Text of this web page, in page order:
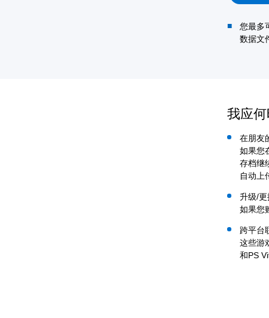
您最多
数据文
我应
在朋友
如果您
存档继
自动上
升级/更
如果您
跨平台
这些游
和PS